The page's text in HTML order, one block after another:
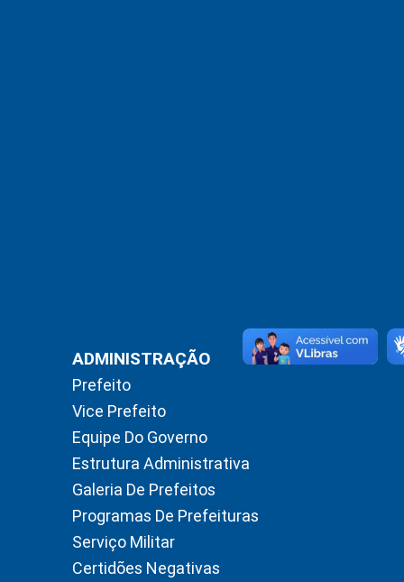
ADMINISTRAÇÃO
Prefeito
Vice Prefeito
Equipe Do Governo
Estrutura Administrativa
Galeria De Prefeitos
Programas De Prefeituras
Serviço Militar
Certidões Negativas